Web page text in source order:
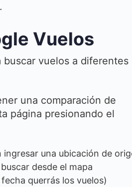
Vuelos
buscar vuelos a diferentes
una comparación de
página presionando el
una ubicación de
desde el mapa
querrás los vuelos)